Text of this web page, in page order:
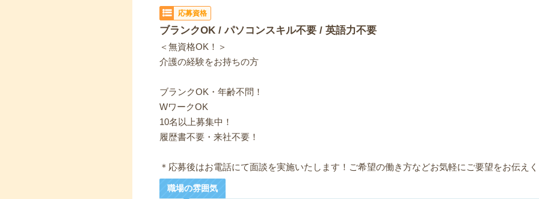
応募資格
ブランクOK / パソコンスキル不要 / 英語力不要
＜無資格OK！＞
介護の経験をお持ちの方
ブランクOK・年齢不問！
WワークOK
10名以上募集中！
履歴書不要・来社不要！
＊応募後はお電話にて面談を実施いたします！ご希望の働き方などお気軽にご要望をお伝え
職場の雰囲気